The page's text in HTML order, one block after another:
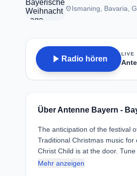
placeIsmaning, Bavaria,
play_arrow Radio hören
LIVE
Über Antenne Bayern -
The anticipation of the festival
Traditional Christmas music
Christ Child is at the door. Tune
Mehr anzeigen